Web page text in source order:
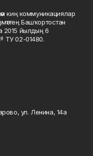
киң коммуникациялар
Башҡортостан
2015 йылдың 6
ТУ 02-01480.
ул. Ленина, 14а